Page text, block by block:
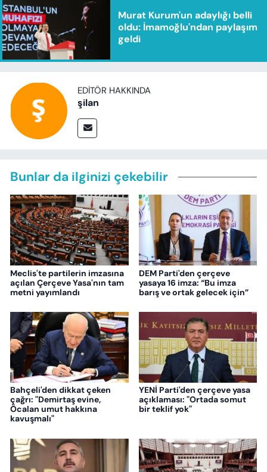
Murat Kurum'un adaylığı belli
oldu: İmamoğlu'ndan paylaşım
geldi
EDITÖR HAKKINDA
şilan
Bunlar da ilginizi çekebilir
Meclis'te partilerin imzasına
açılan Çerçeve Yasa'nın tam
metni yayımlandı
DEM Parti'den çerçeve
yasaya 16 imza: “Bu imza
barış ve ortak gelecek için”
Bahçeli'den dikkat çeken
çağrı: "Demirtaş evine,
Öcalan umut hakkına
kavuşmalı"
YENİ Parti'den çerçeve yasa
açıklaması: "Ortada somut
bir teklif yok"